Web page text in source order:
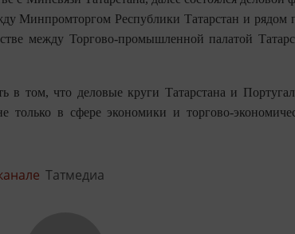
Минпромторгом Республики Татарстан и рядом
между Торгово-промышленной палатой
в том, что деловые круги Татарстана и
только в сфере экономики и торгово-
Татмедиа